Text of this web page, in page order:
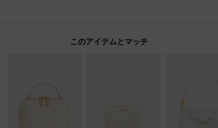
このアイテムとマッチ